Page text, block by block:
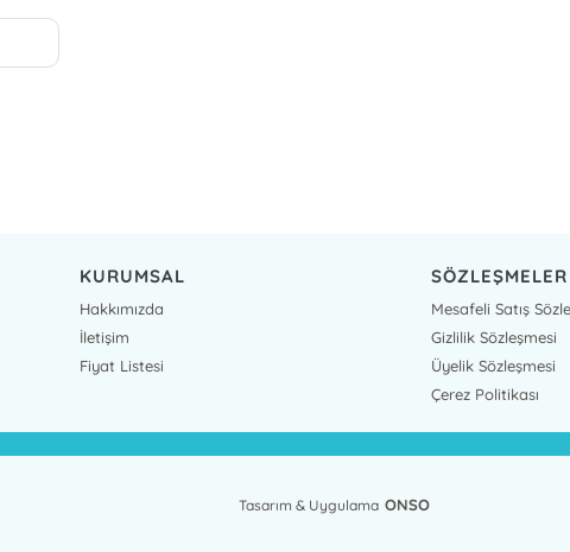
KURUMSAL
Hakkımızda
İletişim
Fiyat Listesi
SÖZLEŞMELER
Mesafeli Satış
Gizlilik Sözleşmesi
Üyelik Sözleşmesi
Çerez Politikası
Tasarım & Uygulama ONSO